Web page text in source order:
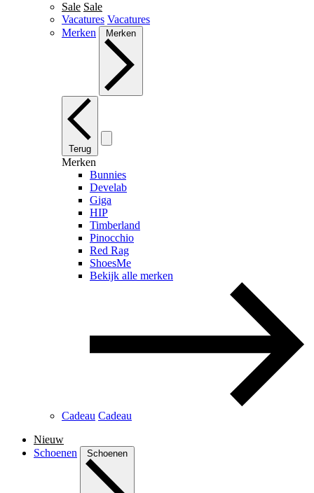
Sale Sale
Vacatures Vacatures
Merken
Merken
Terug
Merken
Bunnies
Develab
Giga
HIP
Timberland
Pinocchio
Red Rag
ShoesMe
Bekijk alle merken
Cadeau Cadeau
Nieuw
Schoenen
Schoenen